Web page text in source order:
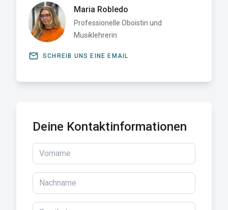
Maria Robledo
Professionelle Oboistin und
Musiklehrerin
email SCHREIB UNS EINE EMAIL
Deine Kontaktinformationen